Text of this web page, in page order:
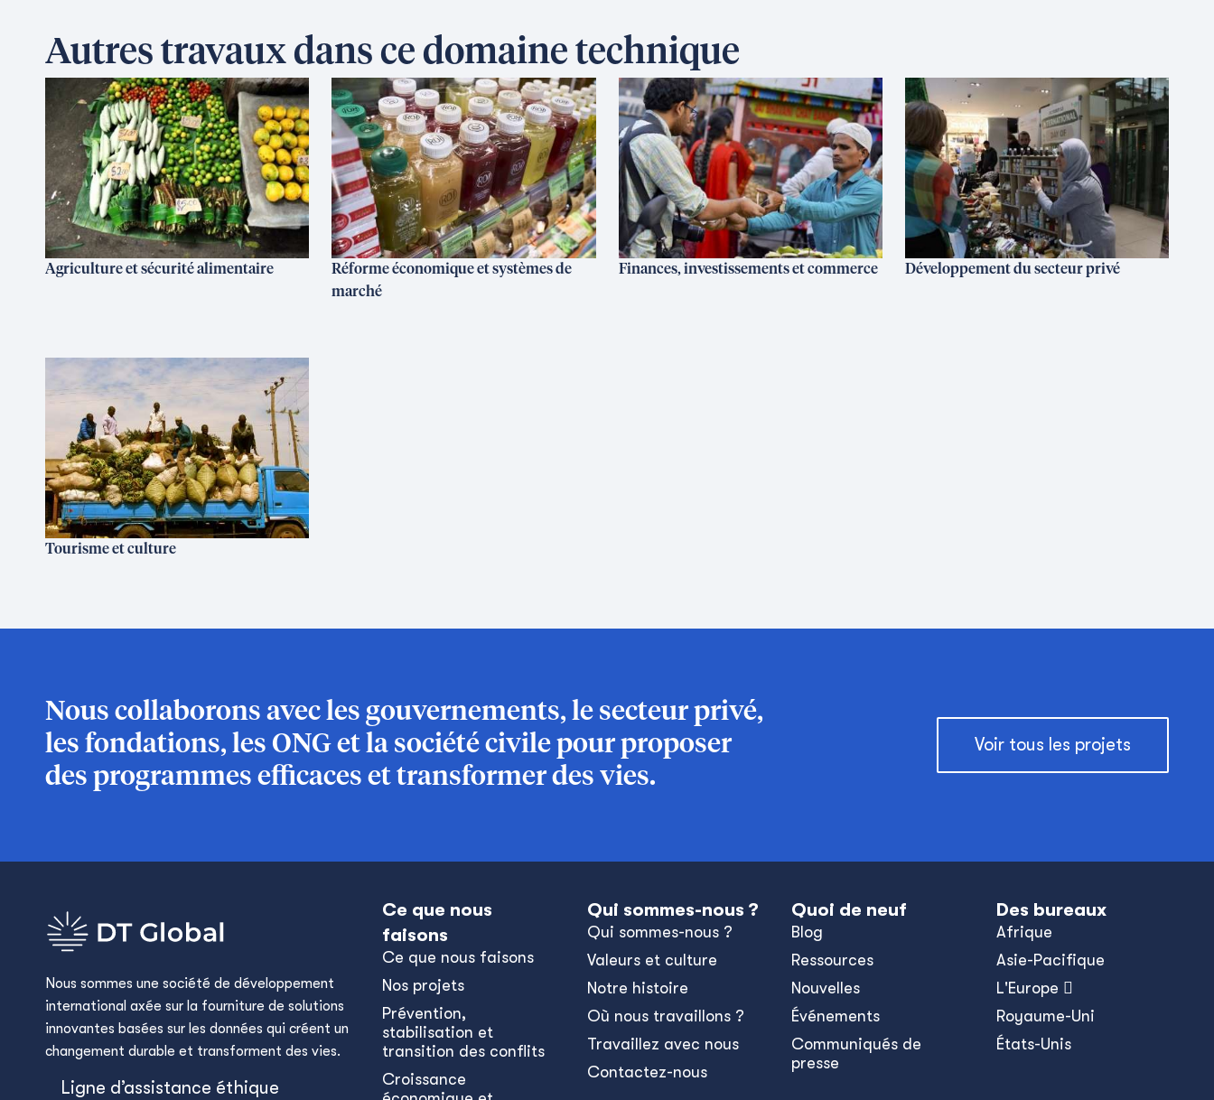
Autres travaux dans ce domaine technique
Agriculture et sécurité alimentaire
Réforme économique et systèmes de
marché
Finances, investissements et commerce Développement du secteur privé
Tourisme et culture
Nous collaborons avec les gouvernements, le secteur privé,
les fondations, les ONG et la société civile pour proposer
des programmes efficaces et transformer des vies.
Voir tous les projets
Nous sommes une société de développement
international axée sur la fourniture de solutions
innovantes basées sur les données qui créent un
changement durable et transforment des vies.
Ligne d’assistance éthique
Ce que nous
faisons
Ce que nous faisons
Nos projets
Prévention,
stabilisation et
transition des conflits
Croissance
Qui sommes-nous ?
Qui sommes-nous ?
Valeurs et culture
Notre histoire
Où nous travaillons ?
Travaillez avec nous
Contactez-nous
Quoi de neuf
Blog
Ressources
Nouvelles
Événements
Communiqués de
presse
Des bureaux
Afrique
Asie-Pacifique
L'Europe 
Royaume-Uni
États-Unis